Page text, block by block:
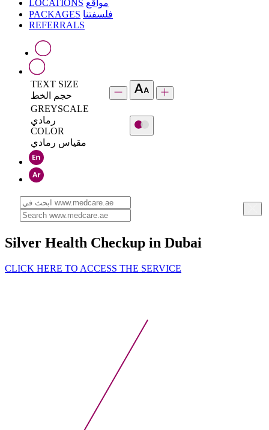
LOCATIONS مواقع
PACKAGES فلسفتنا
REFERRALS
TEXT SIZE
حجم الخط
GREYSCALE
رمادي
COLOR
مقياس رمادي
Silver Health Checkup in Dubai
CLICK HERE TO ACCESS THE SERVICE